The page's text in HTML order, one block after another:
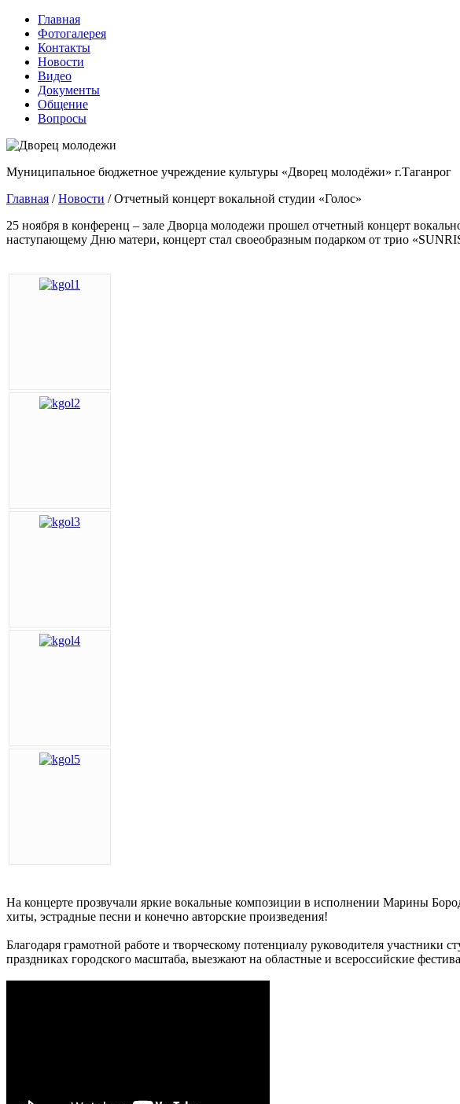
Главная
Фотогалерея
Контакты
Новости
Видео
Документы
Общение
Вопросы
Муниципальное бюджетное учреждение культуры «Дворец молодёжи» г.Таганрог
Главная /Новости /Отчетный концерт вокальной студии «Голос»
25 ноября в конференц – зале Дворца молодежи прошел отчетный концерт
наступающему Дню матери, концерт стал своеобразным подарком от трио
На концерте прозвучали яркие вокальные композиции в исполнении Марины
хиты, эстрадные песни и конечно авторские произведения!
Благодаря грамотной работе и творческому потенциалу руководителя
праздниках городского масштаба, выезжают на областные и всероссийские